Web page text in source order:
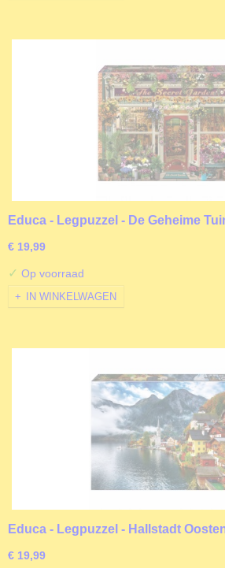
Educa - Legpuzzel - De Geheime
€ 19,99
✓ Op voorraad
IN WINKELWAGEN
Educa - Legpuzzel - Hallstadt
€ 19,99